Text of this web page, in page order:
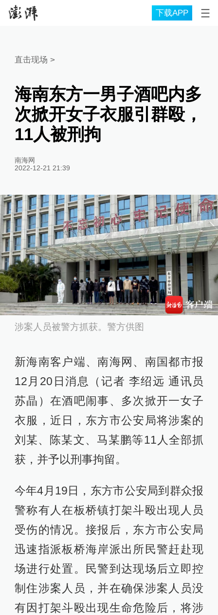
下载APP
直击现场 >
海南东方一男子酒吧内多
次掀开女子衣服引群殴，
11人被刑拘
南海网
2022-12-21 21:39
涉案人员被警方抓获。警方供图
新海南客户端、南海网、南国都市报
12月20日消息（记者 李绍远 通讯员
苏晶）在酒吧闹事、多次掀开一女子
衣服，近日，东方市公安局将涉案的
刘某、陈某文、马某鹏等11人全部抓
获，并予以刑事拘留。
今年4月19日，东方市公安局到群众报
警称有人在板桥镇打架斗殴出现人员
受伤的情况。接报后，东方市公安局
迅速指派板桥海岸派出所民警赶赴现
场进行处置。民警到达现场后立即控
制住涉案人员，并在确保涉案人员没
有因打架斗殴出现生命危险后，将涉